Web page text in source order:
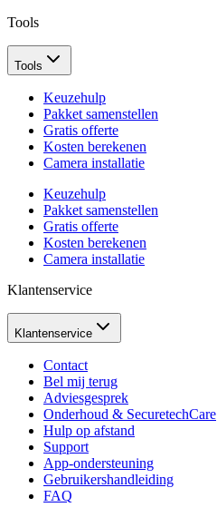
Tools
Tools
Keuzehulp
Pakket samenstellen
Gratis offerte
Kosten berekenen
Camera installatie
Keuzehulp
Pakket samenstellen
Gratis offerte
Kosten berekenen
Camera installatie
Klantenservice
Klantenservice
Contact
Bel mij terug
Adviesgesprek
Onderhoud & SecuretechCare
Hulp op afstand
Support
App-ondersteuning
Gebruikershandleiding
FAQ